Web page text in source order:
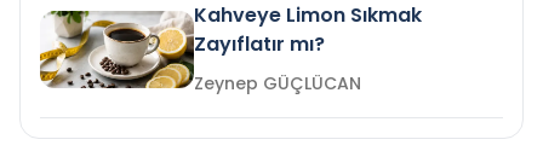
Kahveye Limon Sıkmak
Zayıflatır mı?
Zeynep GÜÇLÜCAN